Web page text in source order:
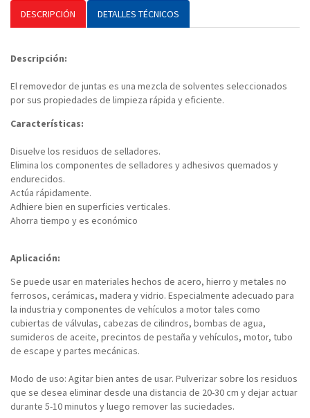
DESCRIPCIÓN DETALLES TÉCNICOS
Descripción:
El removedor de juntas es una mezcla de solventes seleccionados
por sus propiedades de limpieza rápida y eficiente.
Características:
Disuelve los residuos de selladores.
Elimina los componentes de selladores y adhesivos quemados y
endurecidos.
Actúa rápidamente.
Adhiere bien en superficies verticales.
Ahorra tiempo y es económico
Aplicación:
Se puede usar en materiales hechos de acero, hierro y metales no
ferrosos, cerámicas, madera y vidrio. Especialmente adecuado para
la industria y componentes de vehículos a motor tales como
cubiertas de válvulas, cabezas de cilindros, bombas de agua,
sumideros de aceite, precintos de pestaña y vehículos, motor, tubo
de escape y partes mecánicas.
Modo de uso: Agitar bien antes de usar. Pulverizar sobre los residuos
que se desea eliminar desde una distancia de 20-30 cm y dejar actuar
durante 5-10 minutos y luego remover las suciedades.